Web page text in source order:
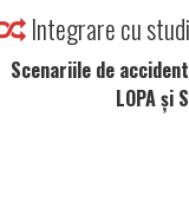
Integrare cu
Scenariile de
LOPA și